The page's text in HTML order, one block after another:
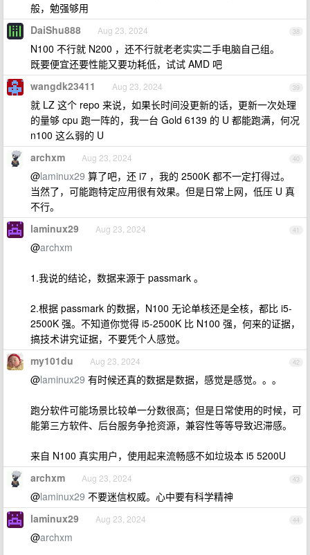
般，勉强够用
38
DaiShu888 Aug 23, 2024
N100 不行就 N200 ，还不行就老老实实二手电脑自己组。
既要便宜还要性能又要功耗低，试试 AMD 吧
39
wangdk23411 Aug 23, 2024
就 LZ 这个 repo 来说，如果长时间没更新的话，更新一次处理
的量够 cpu 跑一阵的，我一台 Gold 6139 的 U 都能跑满，何况
n100 这么弱的 U
40
archxm Aug 23, 2024
@laminux29 算了吧，还 i7 ，我的 2500K 都不一定打得过。
当然了，可能跑特定应用很有效果。但是日常上网，低压 U 真
不行。
41
laminux29 Aug 23, 2024
@archxm
1.我说的结论，数据来源于 passmark 。
2.根据 passmark 的数据，N100 无论单核还是全核，都比 i5-
2500K 强。不知道你觉得 i5-2500K 比 N100 强，何来的证据，
搞技术讲究证据，不要凭个人感觉。
42
my101du Aug 23, 2024
@laminux29 有时候还真的数据是数据，感觉是感觉。。。
跑分软件可能场景比较单一分数很高；但是日常使用的时候，可
能第三方软件、后台服务争抢资源，兼容性等等导致迟滞感。
来自 N100 真实用户，使用起来流畅感不如垃圾本 i5 5200U
43
archxm Aug 23, 2024
@laminux29 不要迷信权威。心中要有科学精神
44
laminux29 Aug 23, 2024
@archxm